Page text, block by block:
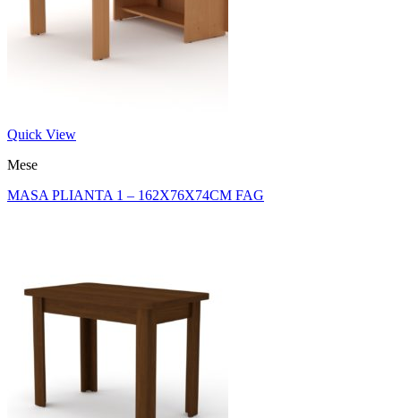
Quick View
Mese
MASA PLIANTA 1 – 162X76X74CM FAG